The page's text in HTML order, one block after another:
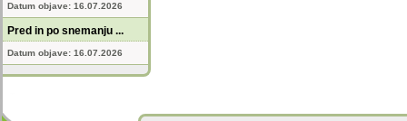
Datum objave: 16.07.2026
Pred in po snemanju ...
Datum objave: 16.07.2026